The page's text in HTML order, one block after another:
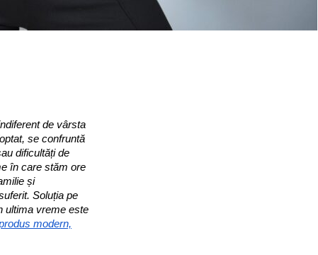
de vârsta
se confruntă
dificultăți de
în care stăm ore
și
Soluția pe
ultima vreme este
modern,